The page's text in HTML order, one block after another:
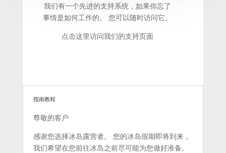
我们有一个先进的支持系统，如果你忘了
事情是如何工作的。 您可以随时访问它。
点击这里访问我们的支持页面
指南教程
尊敬的客户
感谢您选择冰岛露营者。 您的冰岛假期即将到来，
我们希望在您前往冰岛之前尽可能为您做好准备。